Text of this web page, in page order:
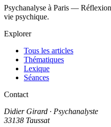
Psychanalyse à Paris —
vie psychique.
Explorer
Tous les articles
Thématiques
Lexique
Séances
Contact
Didier Girard · Psychanalyste
33138 Taussat